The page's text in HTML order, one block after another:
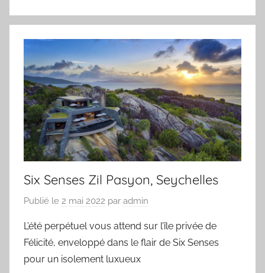
Six Senses Zil Pasyon, Seychelles
Publié le 2 mai 2022 par admin
L’été perpétuel vous attend sur l’île privée de
Félicité, enveloppé dans le flair de Six Senses
pour un isolement luxueux